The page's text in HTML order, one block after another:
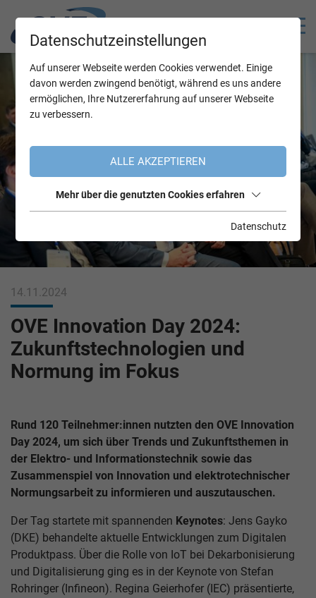
14.11.2024
OVE Innovation Day 2024:
Zukunftstechnologien und
Normung im Fokus
Rund 120 Teilnehmer:innen nutzten den OVE Innovation
Day 2024, um sich über Trends und Zukunftsthemen in
der Elektro- und Informationstechnik sowie das
Zusammenspiel von Innovation und elektrotechnischer
Normungsarbeit zu informieren und auszutauschen.
Der Tag startete mit spannenden Keynotes: Jens Gayko
(DKE) behandelte aktuelle Entwicklungen zum Digitalen
Produktpass. Über die Rolle von IoT bei Dekarbonisierung
und Digitalisierung ging es in der Keynote von Stefan
Rohringer (Infineon). Regina Geierhofer (IEC) präsentierte,
Datenschutzeinstellungen
Auf unserer Webseite werden Cookies verwendet. Einige
davon werden zwingend benötigt, während es uns andere
ermöglichen, Ihre Nutzererfahrung auf unserer Webseite
zu verbessern.
ALLE AKZEPTIEREN
Mehr über die genutzten Cookies erfahren
Datenschutz